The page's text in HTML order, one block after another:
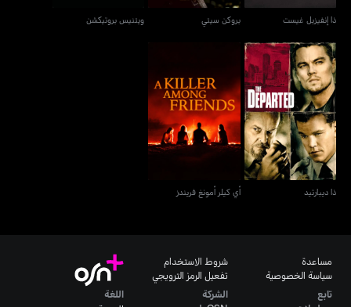
ذا إنفيزبل غيست بروكن سيتي ويتنيس بروتيكشن
ذا ديبارتيد
ذا ديبارتيد
أي كيلر أمونغ فريندز
أي كيلر أمونغ فريندز
مساعدة
سياسة الخصوصية
شروط الاستخدام
تفعيل الرمز الترويجي
تابع
الشركة
اللغة